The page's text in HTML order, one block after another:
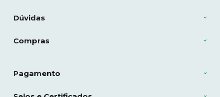
Dúvidas
Compras
Pagamento